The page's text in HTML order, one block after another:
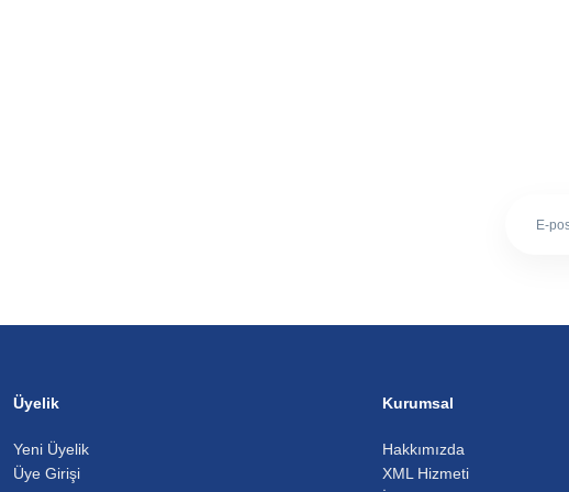
Üyelik
Yeni Üyelik
Üye Girişi
Kurumsal
Hakkımızda
XML Hizmeti